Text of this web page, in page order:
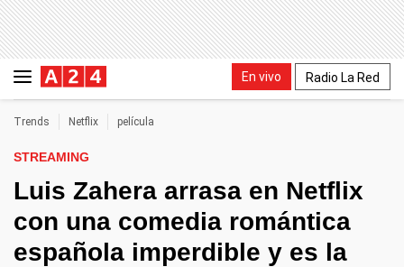
En vivo Radio La Red
Trends Netflix película
STREAMING
Luis Zahera arrasa en Netflix
con una comedia romántica
española imperdible y es la